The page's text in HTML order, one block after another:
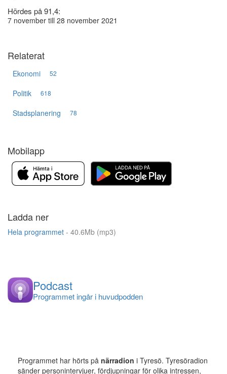
Hördes på 91,4:
7 november till 28 november 2021
Relaterat
Ekonomi 52
Politik 618
Stadsplanering 78
Mobilapp
Ladda ner
Hela programmet - 40.6Mb (mp3)
Podcast
Programmet ingår i huvudpodden
Programmet har hörts på närradion i Tyresö. Tyresöradion
sänder personintervjuer, fördjupningar för olika intressen,